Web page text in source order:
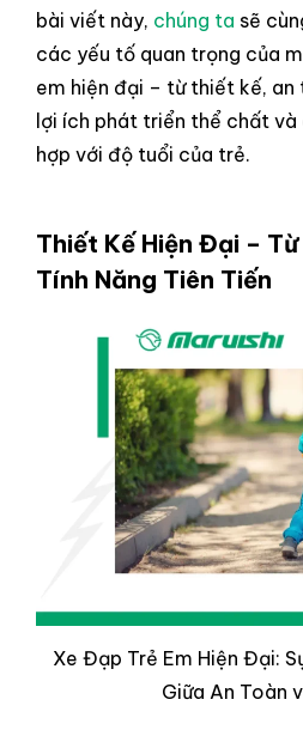
bài viết này, chúng ta sẽ
các yếu tố quan trọng của
em hiện đại – từ thiết kế,
lợi ích phát triển thể chất và
hợp với độ tuổi của trẻ.
Thiết Kế Hiện Đại –
Tính Năng Tiên Tiến
Xe Đạp Trẻ Em Hiện Đại:
Giữa An Toàn